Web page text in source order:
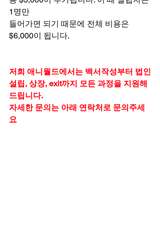
1명만
들어가면 되기 때문에 전체 비용은
$6,000이 됩니다.
저희 애니월드에서는 백서작성부터 법인
설립, 상장, exit까지 모든 과정을 지원해
드립니다.
자세한 문의는 아래 연락처로 문의주세
요